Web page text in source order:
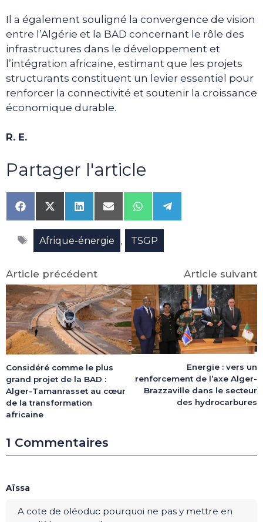
Il a également souligné la convergence de vision
entre l’Algérie et la BAD concernant le rôle des
infrastructures dans le développement et
l’intégration africaine, estimant que les projets
structurants constituent un levier essentiel pour
renforcer la connectivité et soutenir la croissance
économique durable.
R. E.
Partager l'article
Share
on
Facebook
Share
on
X
(Twitter)
Share
on
LinkedIn
Share
on
Email
Share
on
WhatsApp
Share
on
Étiquettes
Afrique-énergie , TSGP
Article précédent
Considéré comme le plus
grand projet de la BAD :
Alger-Tamanrasset au cœur
de la transformation
africaine
Article suivant
Energie : vers un
renforcement de l’axe Alger-
Brazzaville dans le secteur
des hydrocarbures
1 Commentaires
Aïssa
A cote de oléoduc pourquoi ne pas y mettre en